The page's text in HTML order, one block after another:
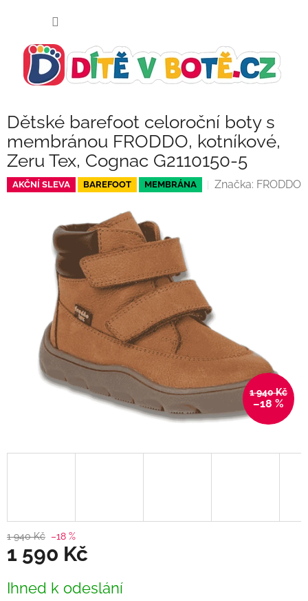
Dětské barefoot celoroční boty s
membránou FRODDO, kotníkové,
Zeru Tex, Cognac G2110150-5
AKČNÍ SLEVA BAREFOOT MEMBRÁNA Značka: FRODDO
1 940 Kč
–18 %
1 940 Kč –18 %
1 590 Kč
cena:
Ihned k odeslání